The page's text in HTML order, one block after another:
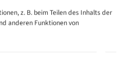
z. B. beim Teilen des Inhalts der
anderen Funktionen von